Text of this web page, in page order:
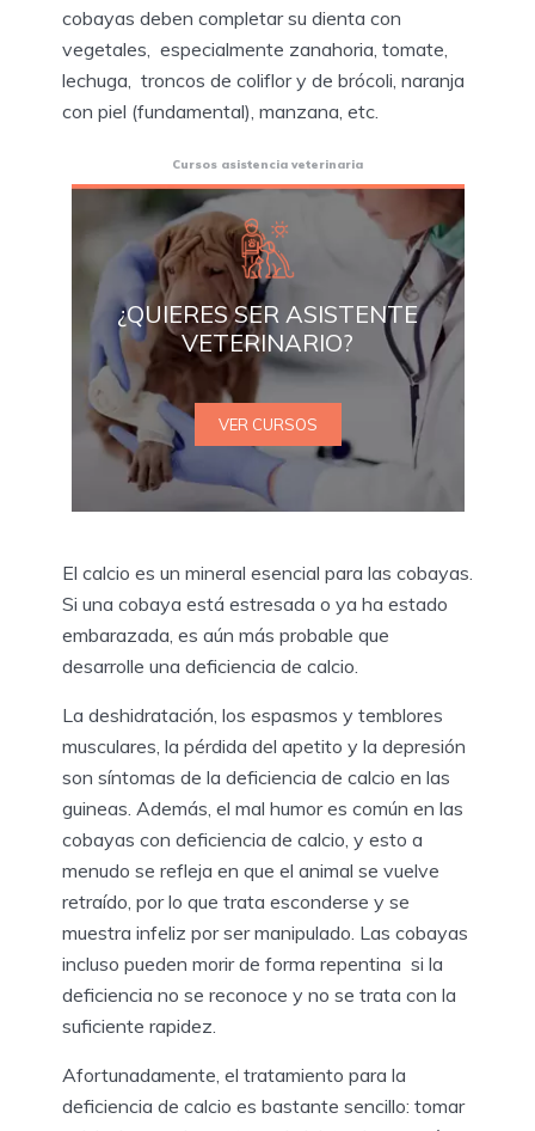
cobayas deben completar su dienta con
vegetales, especialmente zanahoria, tomate,
lechuga, troncos de coliflor y de brócoli, naranja
con piel (fundamental), manzana, etc.
Cursos asistencia veterinaria
¿QUIERES SER ASISTENTE
VETERINARIO?
VER CURSOS
El calcio es un mineral esencial para las cobayas.
Si una cobaya está estresada o ya ha estado
embarazada, es aún más probable que
desarrolle una deficiencia de calcio.
La deshidratación, los espasmos y temblores
musculares, la pérdida del apetito y la depresión
son síntomas de la deficiencia de calcio en las
guineas. Además, el mal humor es común en las
cobayas con deficiencia de calcio, y esto a
menudo se refleja en que el animal se vuelve
retraído, por lo que trata esconderse y se
muestra infeliz por ser manipulado. Las cobayas
incluso pueden morir de forma repentina si la
deficiencia no se reconoce y no se trata con la
suficiente rapidez.
Afortunadamente, el tratamiento para la
deficiencia de calcio es bastante sencillo: tomar